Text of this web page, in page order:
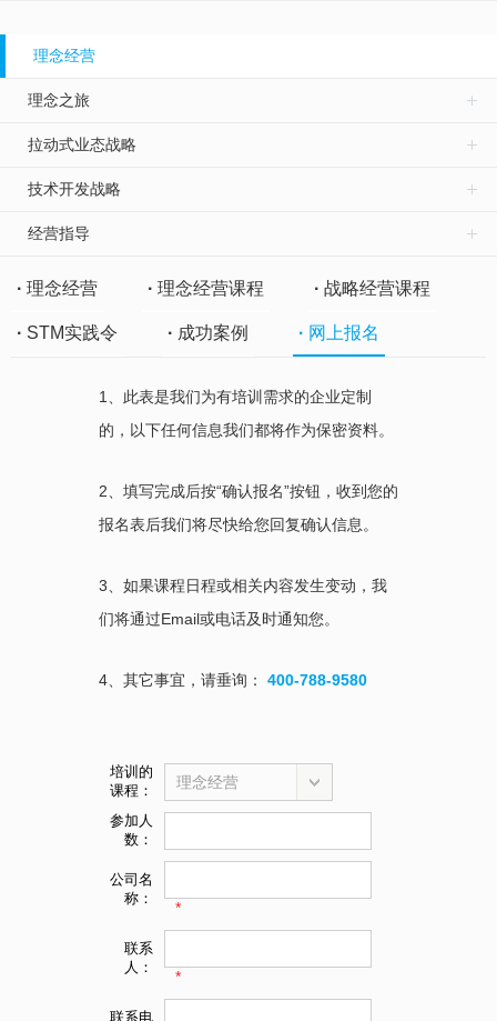
理念经营
理念之旅
拉动式业态战略
技术开发战略
经营指导
· 理念经营 · 理念经营课程 · 战略经营课程
· STM实践令 · 成功案例 · 网上报名
1、此表是我们为有培训需求的企业定制
的，以下任何信息我们都将作为保密资料。
2、填写完成后按“确认报名”按钮，收到您的
报名表后我们将尽快给您回复确认信息。
3、如果课程日程或相关内容发生变动，我
们将通过Email或电话及时通知您。
4、其它事宜，请垂询： 400-788-9580
培训的
课程：
理念经营
参加人
数：
公司名
称：
*
联系
人：
*
联系电